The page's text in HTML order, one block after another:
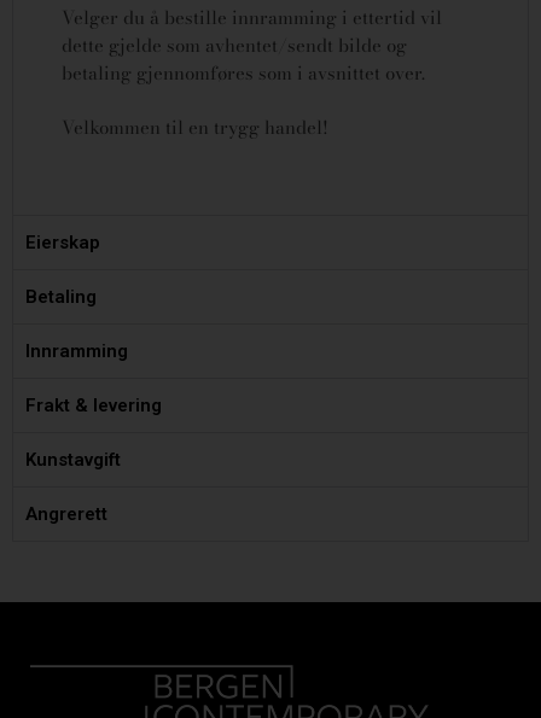
Velger du å bestille innramming i ettertid vil
dette gjelde som avhentet/sendt bilde og
betaling gjennomføres som i avsnittet over.
Velkommen til en trygg handel!
Eierskap
Betaling
Innramming
Frakt & levering
Kunstavgift
Angrerett